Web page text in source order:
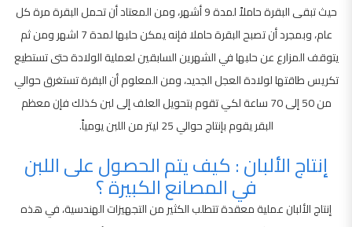
حيث تبقى البقرة حاملاً لمدة 9 أشهر، ومن المعتاد أن تحمل البقرة مرة كل
عام، وبمجرد أن تصبح البقرة حاملا فإنه يمكن حلبها لمدة 7 اشهر ومن ثم
يتوقف المزارع عن حلبها في الشهرين السابقين لعملية الولادة حتى تستطيع
تكريس طاقتها لولادة العجل الجديد، ومن المعلوم أن البقرة تستغرق حوالي
من 50 إلى 70 ساعة لكي تقوم بتحويل العلف إلى لبن كذلك فإن معظم
البقر يقوم بإنتاج حوالي 25 ليتر من اللبن يومياً.
إنتاج الألبان : كيف يتم الحصول على اللبن
في المصانع الكبيرة ؟
إنتاج الألبان عملية معقدة تتطلب الكثير من التجهيزات الهندسية، في هذه